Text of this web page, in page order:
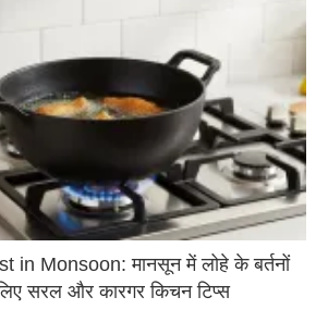
in Monsoon: मानसून में लोहे के बर्तनों
सरल और कारगर किचन टिप्स